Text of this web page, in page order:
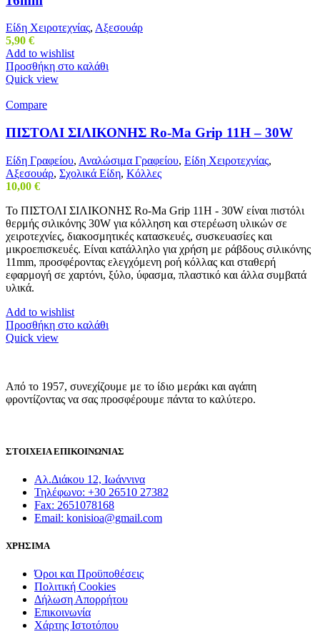
Είδη Χειροτεχνίας, Αξεσουάρ
5,90 €
Add to wishlist
Προσθήκη στο καλάθι
Quick view
Compare
ΠΙΣΤΟΛΙ ΣΙΛΙΚΟΝΗΣ Ro-Ma Grip 11H – 30W
Είδη Γραφείου, Αναλώσιμα Γραφείου, Είδη Χειροτεχνίας,
Αξεσουάρ, Σχολικά Είδη, Κόλλες
10,00 €
Το ΠΙΣΤΟΛΙ ΣΙΛΙΚΟΝΗΣ Ro-Ma Grip 11H - 30W είναι πιστόλι
θερμής σιλικόνης 30W για κόλληση και στερέωση υλικών σε
χειροτεχνίες, διακοσμητικές κατασκευές, συσκευασίες και
μικροεπισκευές. Είναι κατάλληλο για χρήση με ράβδους σιλικόνης
11mm, προσφέροντας ελεγχόμενη ροή κόλλας και σταθερή
εφαρμογή σε χαρτόνι, ξύλο, ύφασμα, πλαστικό και άλλα συμβατά
υλικά.
Add to wishlist
Προσθήκη στο καλάθι
Quick view
Από το 1957, συνεχίζουμε με το ίδιο μεράκι και αγάπη
φροντίζοντας να σας προσφέρουμε πάντα το καλύτερο.
ΣΤΟΙΧΕΙΑ ΕΠΙΚΟΙΝΩΝΙΑΣ
Αλ.Διάκου 12, Ιωάννινα
Τηλέφωνο: +30 26510 27382
Fax: 2651078168
Email: konisioa@gmail.com
ΧΡΗΣΙΜΑ
Όροι και Προϋποθέσεις
Πολιτική Cookies
Δήλωση Απορρήτου
Επικοινωνία
Χάρτης Ιστοτόπου